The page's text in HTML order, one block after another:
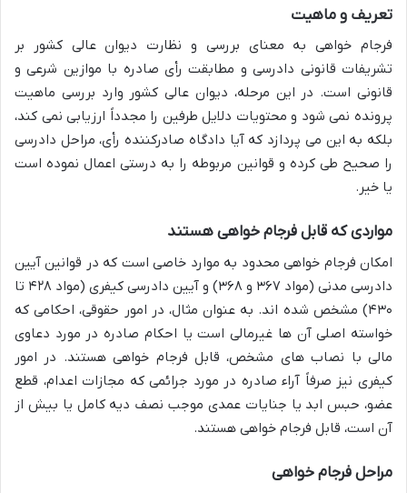
تعریف و ماهیت
فرجام خواهی به معنای بررسی و نظارت دیوان عالی کشور بر
تشریفات قانونی دادرسی و مطابقت رأی صادره با موازین شرعی و
قانونی است. در این مرحله، دیوان عالی کشور وارد بررسی ماهیت
پرونده نمی شود و محتویات دلایل طرفین را مجدداً ارزیابی نمی کند،
بلکه به این می پردازد که آیا دادگاه صادرکننده رأی، مراحل دادرسی
را صحیح طی کرده و قوانین مربوطه را به درستی اعمال نموده است
یا خیر.
مواردی که قابل فرجام خواهی هستند
امکان فرجام خواهی محدود به موارد خاصی است که در قوانین آیین
دادرسی مدنی (مواد ۳۶۷ و ۳۶۸) و آیین دادرسی کیفری (مواد ۴۲۸ تا
۴۳۰) مشخص شده اند. به عنوان مثال، در امور حقوقی، احکامی که
خواسته اصلی آن ها غیرمالی است یا احکام صادره در مورد دعاوی
مالی با نصاب های مشخص، قابل فرجام خواهی هستند. در امور
کیفری نیز صرفاً آراء صادره در مورد جرائمی که مجازات اعدام، قطع
عضو، حبس ابد یا جنایات عمدی موجب نصف دیه کامل یا بیش از
آن است، قابل فرجام خواهی هستند.
مراحل فرجام خواهی